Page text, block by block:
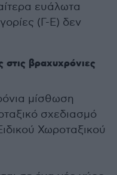
ευάλωτα
(Γ-Ε) δεν
στις βραχυχρόνιες
μίσθωση
σχεδιασμό
Χωροταξικού